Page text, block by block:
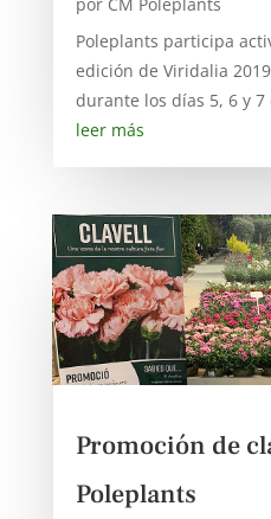
Poleplants participa
edición de Viridalia
durante los días 5, 6 y 7
leer más
Promoción de
Poleplants